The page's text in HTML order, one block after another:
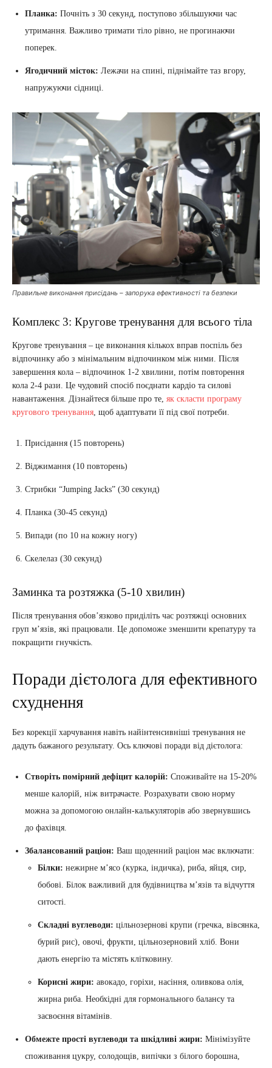
Планка: Почніть з 30 секунд, поступово збільшуючи час
утримання. Важливо тримати тіло рівно, не прогинаючи
поперек.
Ягодичний місток: Лежачи на спині, піднімайте таз вгору,
напружуючи сідниці.
Правильне виконання присідань – запорука ефективності та безпеки
Комплекс 3: Кругове тренування для всього тіла
Кругове тренування – це виконання кількох вправ поспіль без
відпочинку або з мінімальним відпочинком між ними. Після
завершення кола – відпочинок 1-2 хвилини, потім повторення
кола 2-4 рази. Це чудовий спосіб поєднати кардіо та силові
навантаження. Дізнайтеся більше про те, як скласти програму
кругового тренування, щоб адаптувати її під свої потреби.
Присідання (15 повторень)
Віджимання (10 повторень)
Стрибки “Jumping Jacks” (30 секунд)
Планка (30-45 секунд)
Випади (по 10 на кожну ногу)
Скелелаз (30 секунд)
Заминка та розтяжка (5-10 хвилин)
Після тренування обов’язково приділіть час розтяжці основних
груп м’язів, які працювали. Це допоможе зменшити крепатуру та
покращити гнучкість.
Поради дієтолога для ефективного
схуднення
Без корекції харчування навіть найінтенсивніші тренування не
дадуть бажаного результату. Ось ключові поради від дієтолога:
Створіть помірний дефіцит калорій: Споживайте на 15-20%
менше калорій, ніж витрачаєте. Розрахувати свою норму
можна за допомогою онлайн-калькуляторів або звернувшись
до фахівця.
Збалансований раціон: Ваш щоденний раціон має включати:
Білки: нежирне м’ясо (курка, індичка), риба, яйця, сир,
бобові. Білок важливий для будівництва м’язів та відчуття
ситості.
Складні вуглеводи: цільнозернові крупи (гречка, вівсянка,
бурий рис), овочі, фрукти, цільнозерновий хліб. Вони
дають енергію та містять клітковину.
Корисні жири: авокадо, горіхи, насіння, оливкова олія,
жирна риба. Необхідні для гормонального балансу та
засвоєння вітамінів.
Обмежте прості вуглеводи та шкідливі жири: Мінімізуйте
споживання цукру, солодощів, випічки з білого борошна,